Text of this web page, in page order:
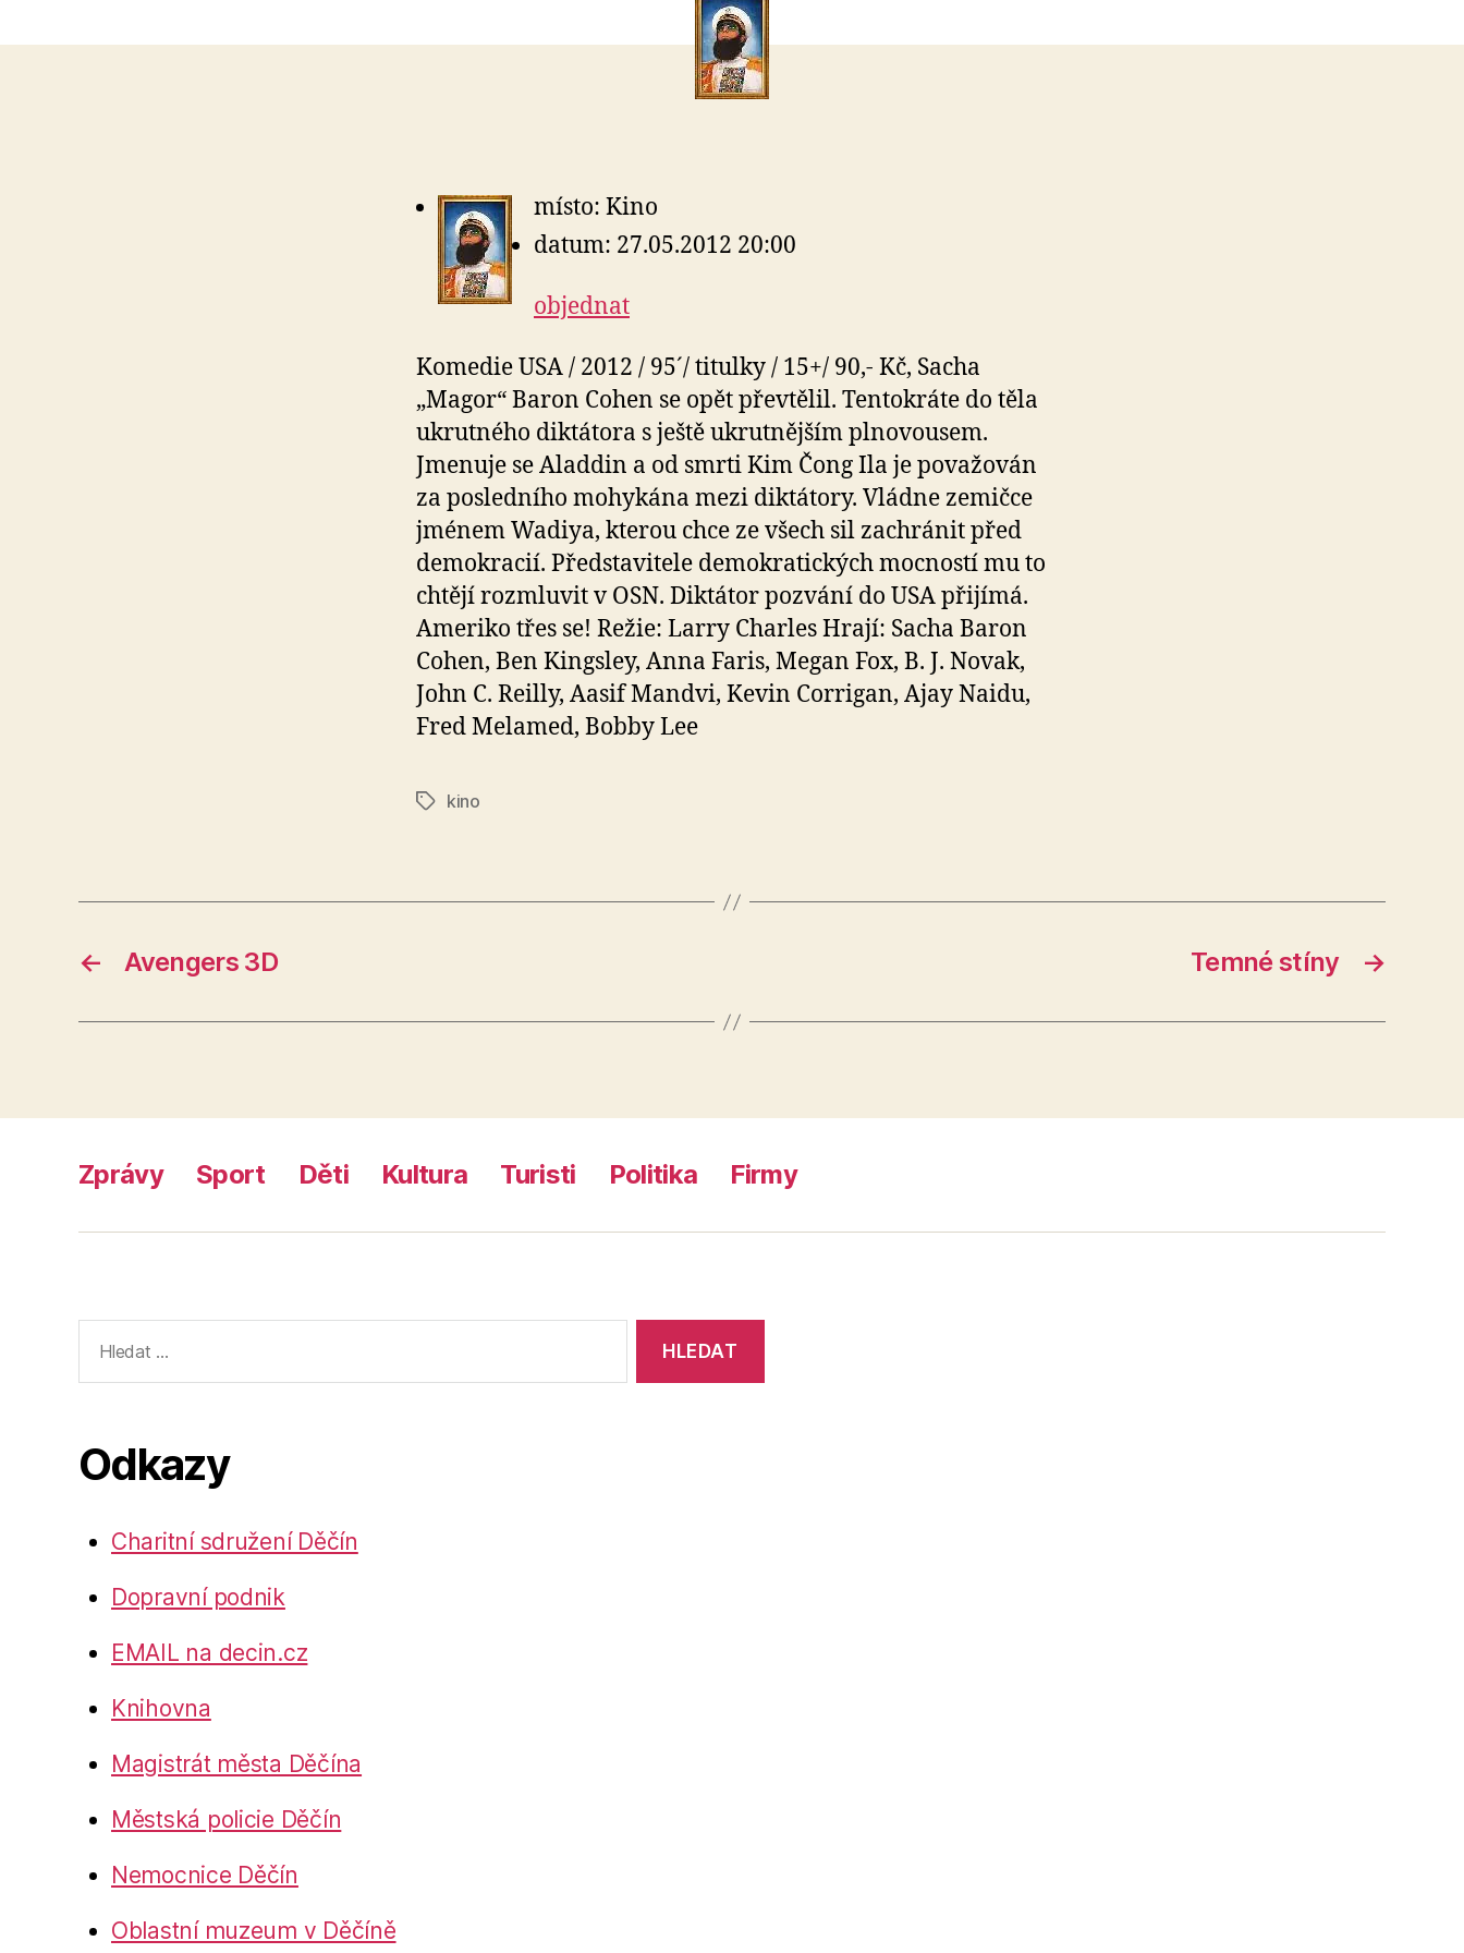
místo: Kino
datum: 27.05.2012 20:00
objednat
Komedie USA / 2012 / 95´/ titulky / 15+/ 90,- Kč, Sacha
„Magor“ Baron Cohen se opět převtělil. Tentokráte do těla
ukrutného diktátora s ještě ukrutnějším plnovousem.
Jmenuje se Aladdin a od smrti Kim Čong Ila je považován
za posledního mohykána mezi diktátory. Vládne zemičce
jménem Wadiya, kterou chce ze všech sil zachránit před
demokracií. Představitele demokratických mocností mu to
chtějí rozmluvit v OSN. Diktátor pozvání do USA přijímá.
Ameriko třes se! Režie: Larry Charles Hrají: Sacha Baron
Cohen, Ben Kingsley, Anna Faris, Megan Fox, B. J. Novak,
John C. Reilly, Aasif Mandvi, Kevin Corrigan, Ajay Naidu,
Fred Melamed, Bobby Lee
Štítkykino
← Avengers 3D →
Temné stíny
Zprávy Sport Děti Kultura Turisti Politika Firmy
vyhledávání:
Odkazy
Charitní sdružení Děčín
Dopravní podnik
EMAIL na decin.cz
Knihovna
Magistrát města Děčína
Městská policie Děčín
Nemocnice Děčín
Oblastní muzeum v Děčíně